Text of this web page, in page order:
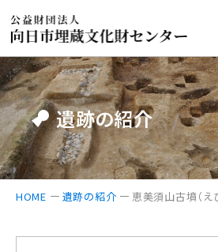
遺跡の紹介
HOME 遺跡の紹介 恵美須山古墳（え